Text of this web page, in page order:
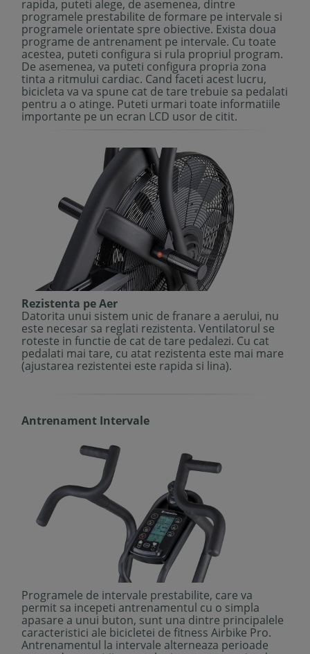
rapida, puteti alege, de asemenea, dintre
programele prestabilite de formare pe intervale si
programele orientate spre obiective. Exista doua
programe de antrenament pe intervale. Cu toate
acestea, puteti configura si rula propriul program.
De asemenea, va puteti configura propria zona
tinta a ritmului cardiac. Cand faceti acest lucru,
bicicleta va va spune cat de tare trebuie sa pedalati
pentru a o atinge. Puteti urmari toate informatiile
importante pe un ecran LCD usor de citit.
Rezistenta pe Aer
Datorita unui sistem unic de franare a aerului, nu
este necesar sa reglati rezistenta. Ventilatorul se
roteste in functie de cat de tare pedalezi. Cu cat
pedalati mai tare, cu atat rezistenta este mai mare
(ajustarea rezistentei este rapida si lina).
Antrenament Intervale
Programele de intervale prestabilite, care va
permit sa incepeti antrenamentul cu o simpla
apasare a unui buton, sunt una dintre principalele
caracteristici ale bicicletei de fitness Airbike Pro.
Antrenamentul la intervale alterneaza perioade